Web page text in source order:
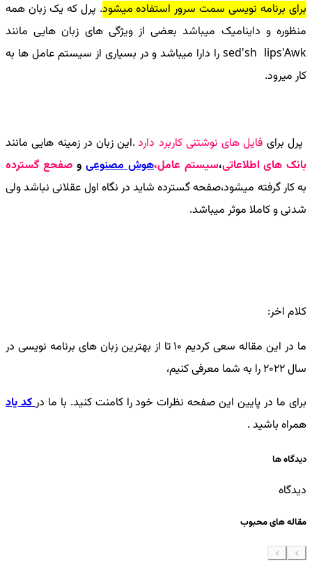
برای برنامه نویسی سمت سرور استفاده میشود. پرل که یک زبان همه
منظوره و داینامیک میباشد بعضی از ویژگی های زبان هایی مانند
sed'sh lips'Awkرا دارا میباشد و در بسیاری از سیستم عامل ها به
کار میرود.
پرل برای فایل های نوشتنی کاربرد دارد.این زبان در زمینه هایی مانند
بانک های اطلاعاتی،سیستم عامل،هوش مصنوعی وصفحع گسترده
به کار گرفته میشود،صفحه گسترده شاید در نگاه اول عقلانی نباشد ولی
شدنی و کاملا موثر میباشد.
کلام اخر:
ما در این مقاله سعی کردیم 10 تا از بهترین زبان های برنامه نویسی در
سال 2022 را به شما معرفی کنیم،
برای ما در پایین این صفحه نظرات خود را کامنت کنید. با ما درکد یاد
همراه باشید .
دیدگاه ها
دیدگاه
مقاله های محبوب